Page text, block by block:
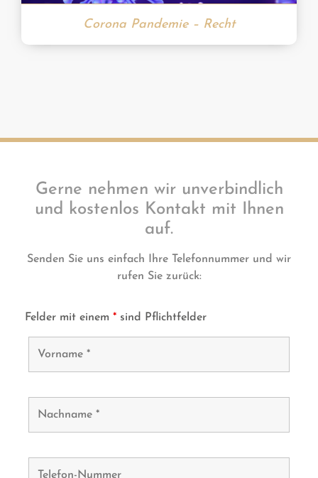
Corona Pandemie – Recht
Gerne nehmen wir unverbindlich
und kostenlos Kontakt mit Ihnen
auf.
Senden Sie uns einfach Ihre Telefonnummer und wir
rufen Sie zurück:
Felder mit einem * sind Pflichtfelder